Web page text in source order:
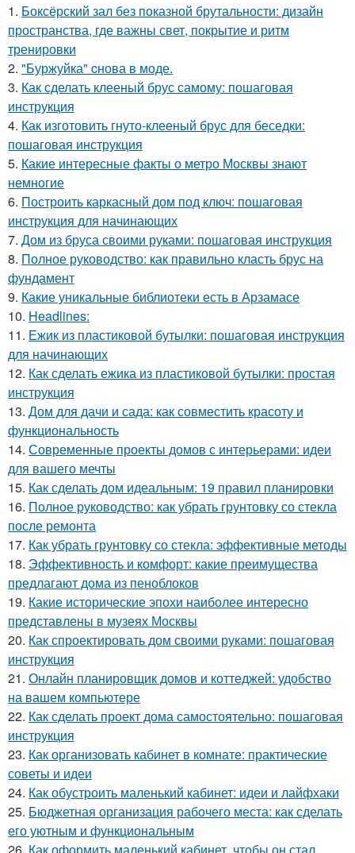
1. Боксёрский зал без показной брутальности: дизайн
пространства, где важны свет, покрытие и ритм
тренировки
2. "Буржуйка" cнова в моде.
3. Как сделать клееный брус самому: пошаговая
инструкция
4. Как изготовить гнуто-клееный брус для беседки:
пошаговая инструкция
5. Какие интересные факты о метро Москвы знают
немногие
6. Построить каркасный дом под ключ: пошаговая
инструкция для начинающих
7. Дом из бруса своими руками: пошаговая инструкция
8. Полное руководство: как правильно класть брус на
фундамент
9. Какие уникальные библиотеки есть в Арзамасе
10. Headlines:
11. Ежик из пластиковой бутылки: пошаговая инструкция
для начинающих
12. Как сделать ежика из пластиковой бутылки: простая
инструкция
13. Дом для дачи и сада: как совместить красоту и
функциональность
14. Современные проекты домов с интерьерами: идеи
для вашего мечты
15. Как сделать дом идеальным: 19 правил планировки
16. Полное руководство: как убрать грунтовку со стекла
после ремонта
17. Как убрать грунтовку со стекла: эффективные методы
18. Эффективность и комфорт: какие преимущества
предлагают дома из пеноблоков
19. Какие исторические эпохи наиболее интересно
представлены в музеях Москвы
20. Как спроектировать дом своими руками: пошаговая
инструкция
21. Онлайн планировщик домов и коттеджей: удобство
на вашем компьютере
22. Как сделать проект дома самостоятельно: пошаговая
инструкция
23. Как организовать кабинет в комнате: практические
советы и идеи
24. Как обустроить маленький кабинет: идеи и лайфхаки
25. Бюджетная организация рабочего места: как сделать
его уютным и функциональным
26. Как оформить маленький кабинет, чтобы он стал